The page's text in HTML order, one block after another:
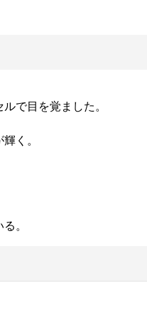
で目を覚ました。
く。
。